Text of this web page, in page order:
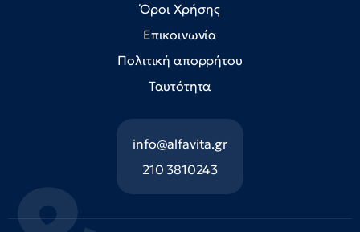
Όροι Χρήσης
Επικοινωνία
Πολιτική απορρήτου
Ταυτότητα
info@alfavita.gr
210 3810243